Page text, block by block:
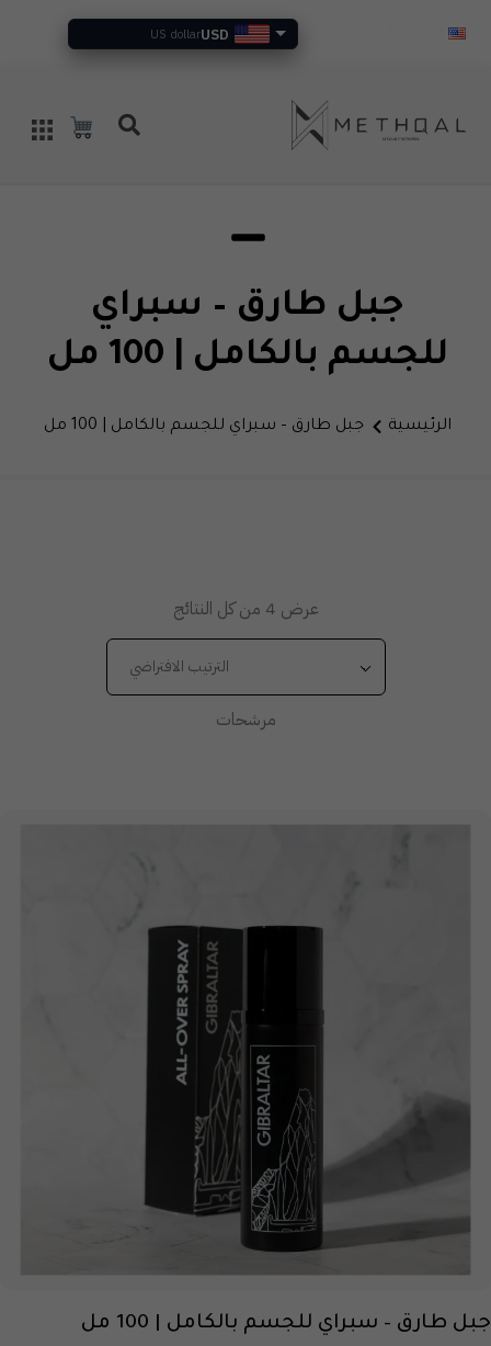
USD
US dollar
جبل طارق – سبراي
للجسم بالكامل | 100 مل
الرئيسية جبل طارق – سبراي للجسم بالكامل | 100 مل
عرض ⁦4⁩ من كل النتائج
الترتيب الافتراضي
مرشحات
جبل طارق – سبراي للجسم بالكامل | 100 مل